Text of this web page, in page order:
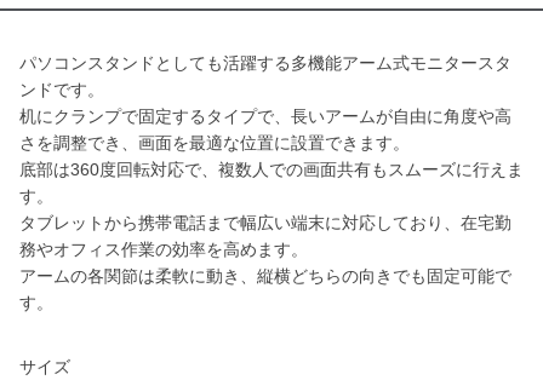
パソコンスタンドとしても活躍する多機能アーム式モニタースタ
ンドです。
机にクランプで固定するタイプで、長いアームが自由に角度や高
さを調整でき、画面を最適な位置に設置できます。
底部は360度回転対応で、複数人での画面共有もスムーズに行えま
す。
タブレットから携帯電話まで幅広い端末に対応しており、在宅勤
務やオフィス作業の効率を高めます。
アームの各関節は柔軟に動き、縦横どちらの向きでも固定可能で
す。
サイズ